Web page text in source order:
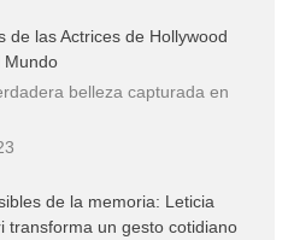
de las Actrices de Hollywood
Mundo
belleza capturada en
de la memoria: Leticia
transforma un gesto cotidiano